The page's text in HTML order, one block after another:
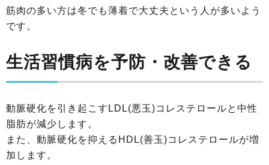
筋肉の多い方は冬でも薄着で大丈夫という人が多いよう
です。
生活習慣病を予防・改善できる
動脈硬化を引き起こすLDL(悪玉)コレステロールと中性
脂肪が減少します。
また、動脈硬化を抑えるHDL(善玉)コレステロールが増
加します。